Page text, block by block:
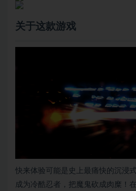
关于这款游戏
快来体验可能是史上最痛快的沉浸
成为冷酷忍者，把魔鬼砍成肉糜！